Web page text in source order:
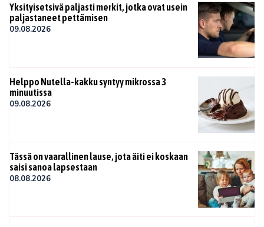
Yksityisetsivä paljasti merkit, jotka ovat usein
paljastaneet pettämisen
09.08.2026
Helppo Nutella-kakku syntyy mikrossa 3
minuutissa
09.08.2026
Tässä on vaarallinen lause, jota äiti ei koskaan
saisi sanoa lapsestaan
08.08.2026